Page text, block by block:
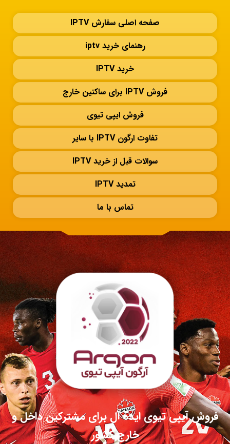
صفحه اصلی سفارش IPTV
رهنمای خرید iptv
خرید IPTV
فروش IPTV برای ساکنین خارج
فروش ایپی تیوی
تفاوت ارگون IPTV با سایر
سوالات قبل از خرید IPTV
تمدید IPTV
تماس با ما
فروش آیپی تیوی ایده آل برای مشترکین داخل و
خارج کشور